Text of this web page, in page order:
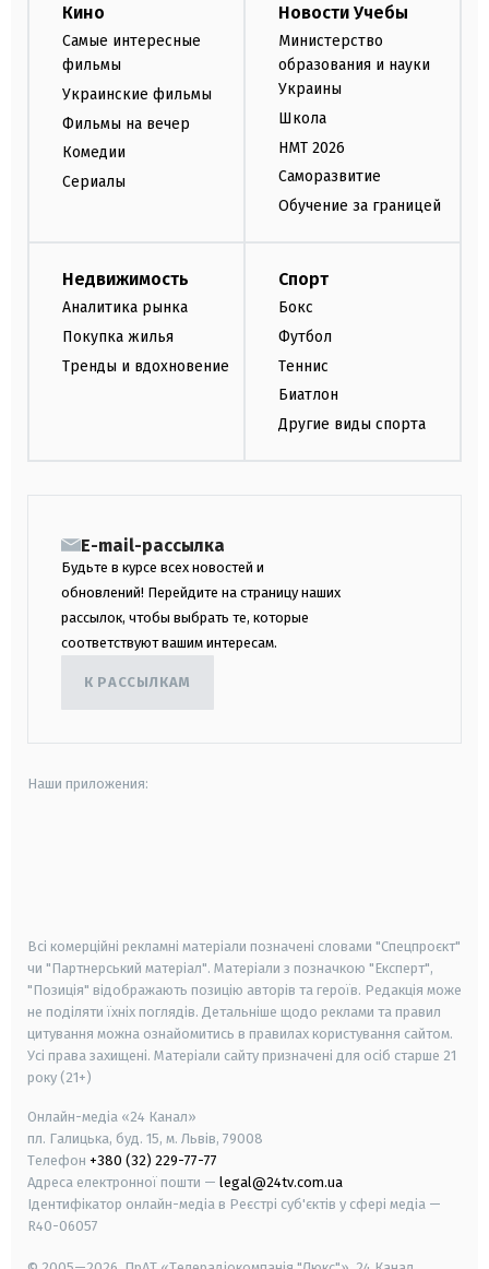
Кино
Самые интересные
фильмы
Украинские фильмы
Фильмы на вечер
Комедии
Сериалы
Новости Учебы
Министерство
образования и науки
Украины
Школа
НМТ 2026
Саморазвитие
Обучение за границей
Недвижимость
Аналитика рынка
Покупка жилья
Тренды и вдохновение
Спорт
Бокс
Футбол
Теннис
Биатлон
Другие виды спорта
E-mail-рассылка
Будьте в курсе всех новостей и
обновлений! Перейдите на страницу наших
рассылок, чтобы выбрать те, которые
соответствуют вашим интересам.
К РАССЫЛКАМ
Наши приложения:
Всі комерційні рекламні матеріали позначені словами "Спецпроєкт"
чи "Партнерський матеріал". Матеріали з позначкою "Експерт",
"Позиція" відображають позицію авторів та героїв. Редакція може
не поділяти їхніх поглядів. Детальніше щодо реклами та правил
цитування можна ознайомитись в правилах користування сайтом.
Усі права захищені. Матеріали сайту призначені для осіб старше 21
року (21+)
Онлайн-медіа «24 Канал»
пл. Галицька, буд. 15, м. Львів, 79008
Телефон +380 (32) 229-77-77
Адреса електронної пошти — legal@24tv.com.ua
Ідентифікатор онлайн-медіа в Реєстрі суб'єктів у сфері медіа —
R40-06057